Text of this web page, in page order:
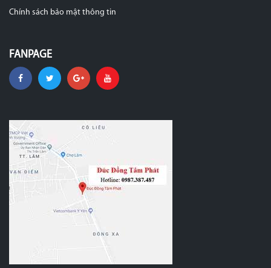
Chính sách bảo mật thông tin
FANPAGE